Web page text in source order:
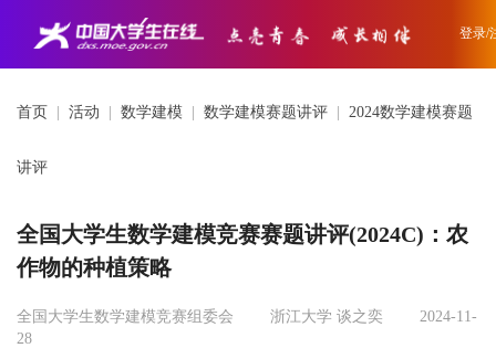
登录/
首页 活动 数学建模 数学建模赛题讲评 2024数学建模赛题
讲评
全国大学生数学建模竞赛赛题讲评(2024C)：农
作物的种植策略
全国大学生数学建模竞赛组委会 浙江大学 谈之奕
2024-11-
28